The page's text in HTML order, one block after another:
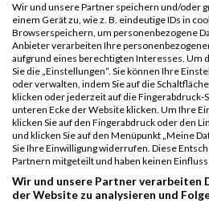
ALBUM B2RUN KÖLN /
Wir und unsere Partner speichern und/oder
einem Gerät zu, wie z. B. eindeutige IDs in
Browserspeichern, um personenbezogene
Anbieter verarbeiten Ihre
aufgrund eines berechtigten Interesses. Um
Sie die „Einstellungen“. Sie können Ihre
oder verwalten, indem Sie auf die
klicken oder jederzeit auf die Fingerabdruck-
unteren Ecke der Website klicken. Um Ihre
klicken Sie auf den Fingerabdruck oder den
und klicken Sie auf den Menüpunkt „Meine
Sie Ihre Einwilligung widerrufen. Diese
Partnern mitgeteilt und haben keinen
Wir und unsere Partner verarbeiten
der Website zu analysieren und